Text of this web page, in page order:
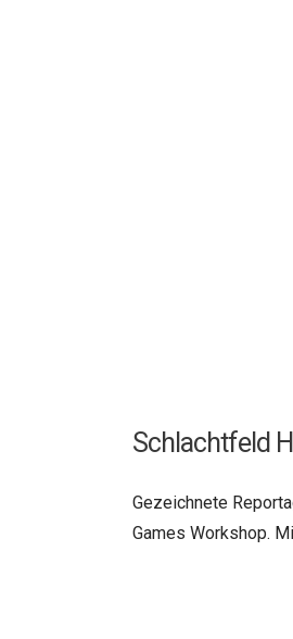
Schlachtfeld
Gezeichnete
Games Workshop.